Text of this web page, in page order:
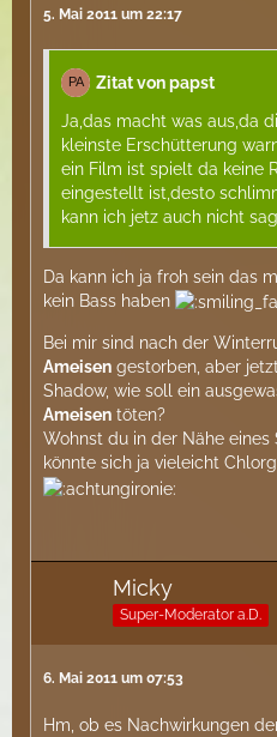
5. Mai 2011 um 22:17
Zitat von papst
Ja,das macht was aus,da
kleinste Erschütterung
ein Film ist spielt da keine
eingestellt ist,desto
kann ich jetz auch nicht
Da kann ich ja froh sein das
kein Bass haben
Bei mir sind nach der
Ameisen gestorben, aber
Shadow, wie soll ein
Ameisen töten?
Wohnst du in der Nähe
könnte sich ja vieleicht
Micky
Super-Moderator a.D.
6. Mai 2011 um 07:53
Hm, ob es Nachwirkungen